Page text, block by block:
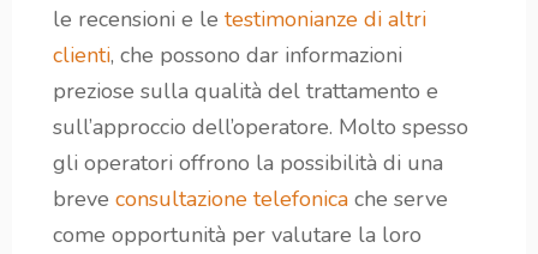
le recensioni e le testimonianze di altri
clienti, che possono dar informazioni
preziose sulla qualità del trattamento e
sull’approccio dell’operatore. Molto spesso
gli operatori offrono la possibilità di una
breve consultazione telefonica che serve
come opportunità per valutare la loro